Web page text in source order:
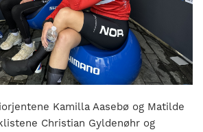
Kamilla Aasebø og Matilde
Christian Gyldenøhr og